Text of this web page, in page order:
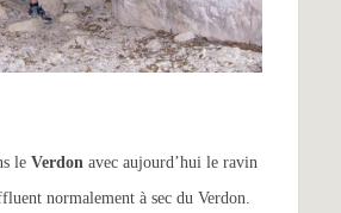
le Verdon avec aujourd’hui le ravin
normalement à sec du Verdon.